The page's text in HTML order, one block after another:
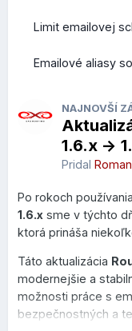
Limit emailovej
Emailové aliasy
NAJNOVŠÍ
1.6.x ->
Pridal Roman
Po rokoch
1.6.x sme v týchto
ktorá prináša
Táto aktualizácia
modernejšie a
možnosti práce s
bezpečnostných a